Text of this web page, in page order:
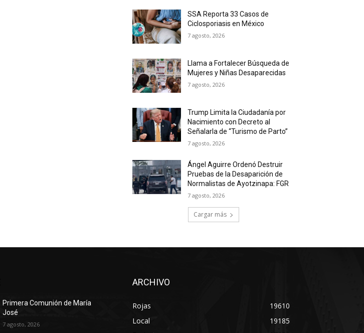
SSA Reporta 33 Casos de
Ciclosporiasis en México
7 agosto, 2026
Llama a Fortalecer Búsqueda de
Mujeres y Niñas Desaparecidas
7 agosto, 2026
Trump Limita la Ciudadanía por
Nacimiento con Decreto al
Señalarla de “Turismo de Parto”
7 agosto, 2026
Ángel Aguirre Ordenó Destruir
Pruebas de la Desaparición de
Normalistas de Ayotzinapa: FGR
7 agosto, 2026
Cargar más
Primera Comunión de María
José
7 agosto, 2026
ARCHIVO
Rojas
19610
Local
19185